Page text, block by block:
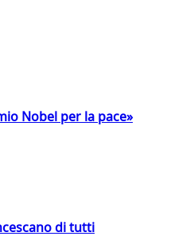
Nobel per la pace»
di tutti